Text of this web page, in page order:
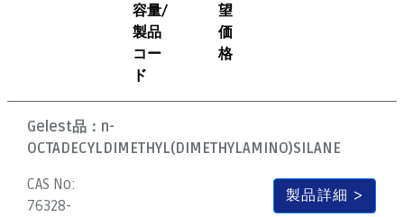
容量/
製品
コー
ド
望
価
格
Gelest品： n-
OCTADECYLDIMETHYL(DIMETHYLAMINO)SILANE
CAS No:
76328-
製品詳細